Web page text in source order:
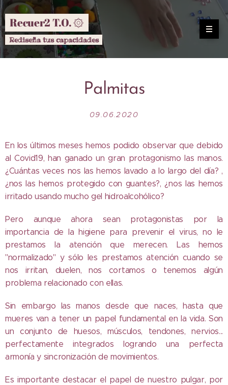
Recuer2 T.O. ۞
Rediseña tus capacidades
Palmitas
09.06.2020
En los últimos meses hemos podido observar que debido
al Covid19, han ganado un gran protagonismo las manos.
¿Cuántas veces nos las hemos lavado a lo largo del día? ,
¿nos las hemos protegido con guantes?, ¿nos las hemos
irritado usando mucho gel hidroalcohólico?
Pero aunque ahora sean protagonistas por la
importancia de la higiene para prevenir el virus, no le
prestamos la atención que merecen. Las hemos
"normalizado" y sólo les prestamos atención cuando se
nos irritan, duelen, nos cortamos o tenemos algún
problema relacionado con ellas.
Sin embargo las manos desde que naces, hasta que
mueres van a tener un papel fundamental en la vida. Son
un conjunto de huesos, músculos, tendones, nervios...
perfectamente integrados logrando una perfecta
armonía y sincronización de movimientos.
Es importante destacar el papel de nuestro pulgar, por